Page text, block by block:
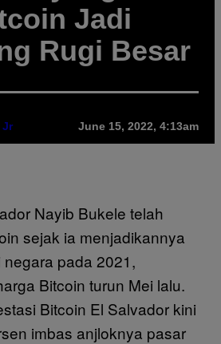
Jadi
Rugi Besar
Jr June 15, 2022, 4:13am
Nayib Bukele telah
sejak ia menjadikannya
pada 2021,
Bitcoin turun Mei lalu.
Bitcoin El Salvador kini
imbas anjloknya pasar